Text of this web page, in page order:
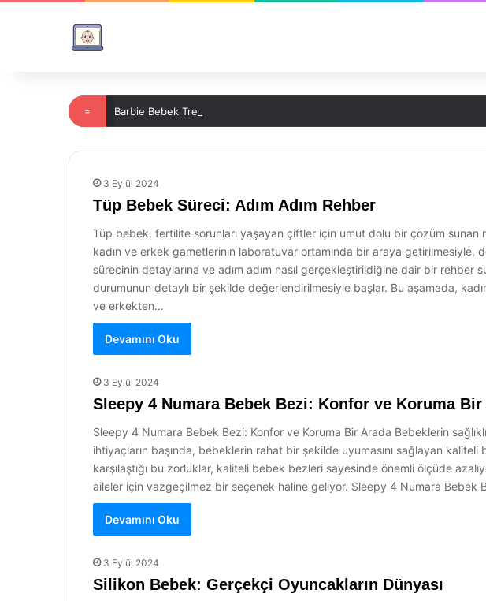
= Barbie Bebek Trendyol’da Şıklığı Yakalayın!
3 Eylül 2024
Tüp Bebek Süreci: Adım Adım Rehber
Tüp bebek, fertilite sorunları yaşayan çiftler için umut dolu bir çözüm sunan
kadın ve erkek gametlerinin laboratuvar ortamında bir araya getirilmesiyle,
sürecinin detaylarına ve adım adım nasıl gerçekleştirildiğine dair bir
durumunun detaylı bir şekilde değerlendirilmesiyle başlar. Bu aşamada,
ve erkekten…
Devamını Oku
3 Eylül 2024
Sleepy 4 Numara Bebek Bezi: Konfor ve Koruma Bir
Sleepy 4 Numara Bebek Bezi: Konfor ve Koruma Bir Arada Bebeklerin
ihtiyaçların başında, bebeklerin rahat bir şekilde uyumasını sağlayan
karşılaştığı bu zorluklar, kaliteli bebek bezleri sayesinde önemli ölçüde
aileler için vazgeçilmez bir seçenek haline geliyor. Sleepy 4 Numara
Devamını Oku
3 Eylül 2024
Silikon Bebek: Gerçekçi Oyuncakların Dünyası